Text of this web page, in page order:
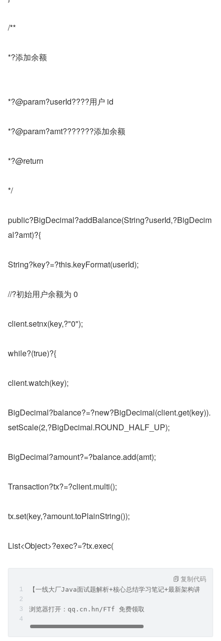
/**
*?添加余额
*?@param?userId????用户 id
*?@param?amt???????添加余额
*?@return
*/
public?BigDecimal?addBalance(String?userId,?BigDecim
al?amt)?{
String?key?=?this.keyFormat(userId);
//?初始用户余额为 0
client.setnx(key,?"0");
while?(true)?{
client.watch(key);
BigDecimal?balance?=?new?BigDecimal(client.get(key)).
setScale(2,?BigDecimal.ROUND_HALF_UP);
BigDecimal?amount?=?balance.add(amt);
Transaction?tx?=?client.multi();
tx.set(key,?amount.toPlainString());
List<Object>?exec?=?tx.exec(
【一线大厂Java面试题解析+核心总结学习笔记+最新架构讲解视
浏览器打开：qq.cn.hn/FTf 免费领取
复制代码